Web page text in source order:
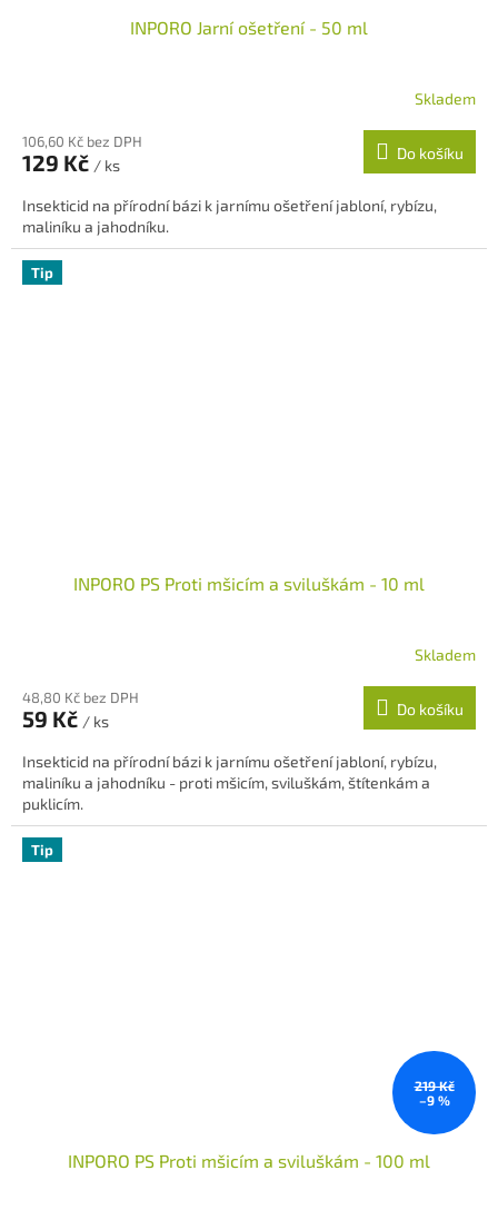
INPORO Jarní ošetření - 50 ml
produktu
je
z
5
hvězdiček.
Skladem
106,60 Kč bez DPH
129 Kč / ks
Do košíku
Insekticid na přírodní bázi k jarnímu ošetření jabloní, rybízu,
maliníku a jahodníku.
Tip
INPORO PS Proti mšicím a sviluškám - 10 ml
Skladem
48,80 Kč bez DPH
59 Kč / ks
Do košíku
Insekticid na přírodní bázi k jarnímu ošetření jabloní, rybízu,
maliníku a jahodníku - proti mšicím, sviluškám, štítenkám a
puklicím.
Tip
219 Kč
–9 %
INPORO PS Proti mšicím a sviluškám - 100 ml